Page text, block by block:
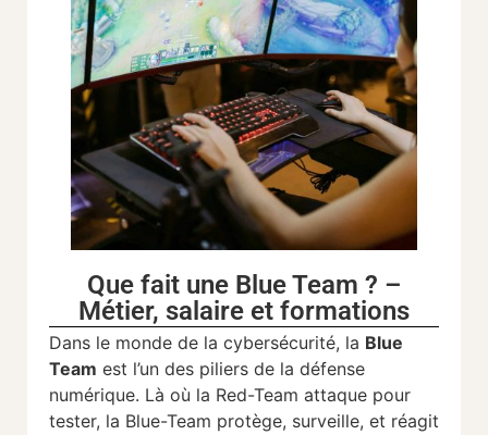
Que fait une Blue Team ? –
Métier, salaire et formations
Dans le monde de la cybersécurité, la Blue
Team est l’un des piliers de la défense
numérique. Là où la Red-Team attaque pour
tester, la Blue-Team protège, surveille, et réagit